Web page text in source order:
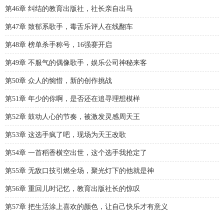
第46章 纠结的教育出版社，社长亲自出马
第47章 致郁系歌手，毒舌乐评人在线翻车
第48章 榜单杀手称号，16强赛开启
第49章 不服气的偶像歌手，娱乐公司神秘来客
第50章 众人的惋惜，新的创作挑战
第51章 年少的你啊，是否还在追寻理想模样
第52章 鼓动人心的节奏，被激发灵感周天王
第53章 这选手疯了吧，现场为天王改歌
第54章 一首稻香横空出世，这个选手我抢定了
第55章 无敌口技引燃全场，聚光灯下的他就是神
第56章 重回儿时记忆，教育出版社长的惊叹
第57章 把生活涂上喜欢的颜色，让自己快乐才有意义